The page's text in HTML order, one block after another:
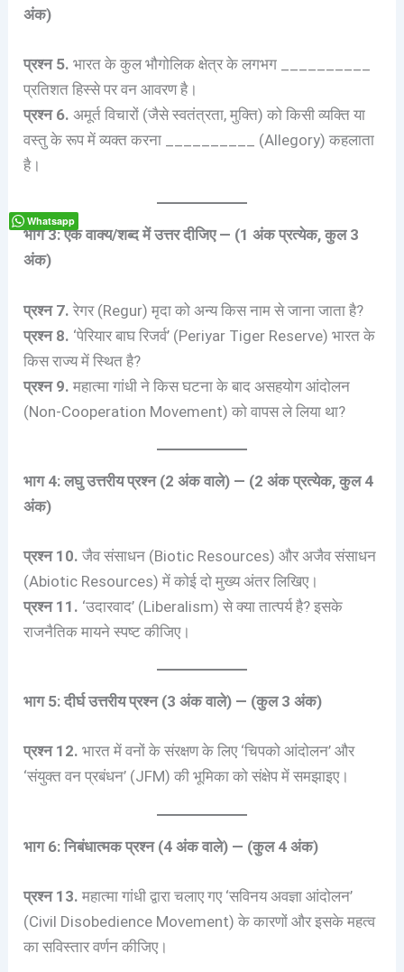
अंक)
प्रश्न 5. भारत के कुल भौगोलिक क्षेत्र के लगभग __________
प्रतिशत हिस्से पर वन आवरण है।
प्रश्न 6. अमूर्त विचारों (जैसे स्वतंत्रता, मुक्ति) को किसी व्यक्ति या
वस्तु के रूप में व्यक्त करना __________ (Allegory) कहलाता
है।
भाग 3: एक वाक्य/शब्द में उत्तर दीजिए — (1 अंक प्रत्येक, कुल 3
अंक)
प्रश्न 7. रेगर (Regur) मृदा को अन्य किस नाम से जाना जाता है?
प्रश्न 8. ‘पेरियार बाघ रिजर्व’ (Periyar Tiger Reserve) भारत के
किस राज्य में स्थित है?
प्रश्न 9. महात्मा गांधी ने किस घटना के बाद असहयोग आंदोलन
(Non-Cooperation Movement) को वापस ले लिया था?
भाग 4: लघु उत्तरीय प्रश्न (2 अंक वाले) — (2 अंक प्रत्येक, कुल 4
अंक)
प्रश्न 10. जैव संसाधन (Biotic Resources) और अजैव संसाधन
(Abiotic Resources) में कोई दो मुख्य अंतर लिखिए।
प्रश्न 11. ‘उदारवाद’ (Liberalism) से क्या तात्पर्य है? इसके
राजनैतिक मायने स्पष्ट कीजिए।
भाग 5: दीर्घ उत्तरीय प्रश्न (3 अंक वाले) — (कुल 3 अंक)
प्रश्न 12. भारत में वनों के संरक्षण के लिए ‘चिपको आंदोलन’ और
‘संयुक्त वन प्रबंधन’ (JFM) की भूमिका को संक्षेप में समझाइए।
भाग 6: निबंधात्मक प्रश्न (4 अंक वाले) — (कुल 4 अंक)
प्रश्न 13. महात्मा गांधी द्वारा चलाए गए ‘सविनय अवज्ञा आंदोलन’
(Civil Disobedience Movement) के कारणों और इसके महत्व
का सविस्तार वर्णन कीजिए।
Whatsapp